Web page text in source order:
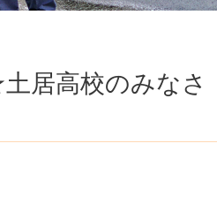
居高校のみなさ